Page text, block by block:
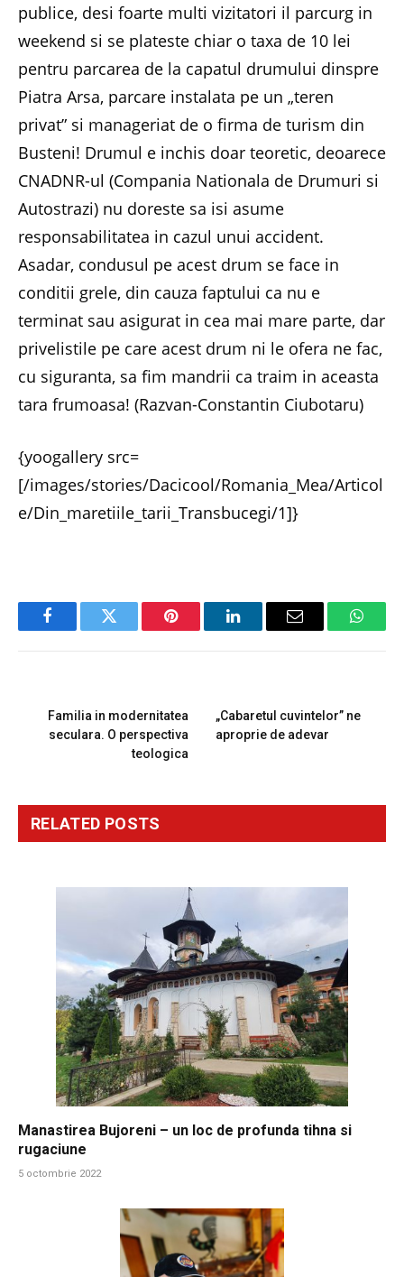
publice, desi foarte multi vizitatori il parcurg in
weekend si se plateste chiar o taxa de 10 lei
pentru parcarea de la capatul drumului dinspre
Piatra Arsa, parcare instalata pe un „teren
privat” si manageriat de o firma de turism din
Busteni! Drumul e inchis doar teoretic, deoarece
CNADNR-ul (Compania Nationala de Drumuri si
Autostrazi) nu doreste sa isi asume
responsabilitatea in cazul unui accident.
Asadar, condusul pe acest drum se face in
conditii grele, din cauza faptului ca nu e
terminat sau asigurat in cea mai mare parte, dar
privelistile pe care acest drum ni le ofera ne fac,
cu siguranta, sa fim mandrii ca traim in aceasta
tara frumoasa! (Razvan-Constantin Ciubotaru)
{yoogallery src=
[/images/stories/Dacicool/Romania_Mea/Articol
e/Din_maretiile_tarii_Transbucegi/1]}
FacebookTwitter Pinterest LinkedInEmail
Familia in modernitatea
seculara. O perspectiva
teologica
„Cabaretul cuvintelor” ne
aproprie de adevar
RELATED POSTS
Manastirea Bujoreni – un loc de profunda tihna si
rugaciune
5 octombrie 2022